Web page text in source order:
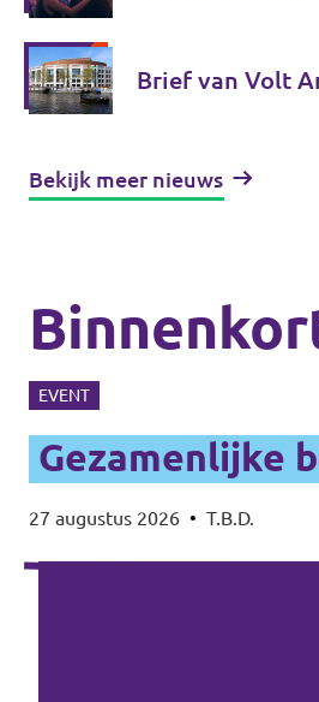
Brief van Volt
Bekijk meer nieuws
EVENT
Gezamenlijke
27 augustus 2026 • T.B.D.